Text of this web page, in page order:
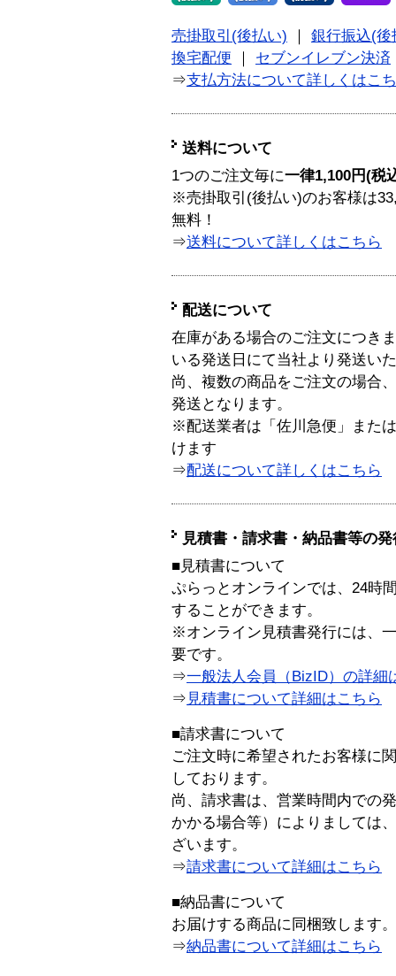
売掛取引(後払い)
銀行振込(後
換宅配便
セブンイレブン決済
⇒支払方法について詳しくはこ
送料について
1つのご注文毎に一律1,100円(税
※売掛取引(後払い)のお客様は
無料！
⇒送料について詳しくはこちら
配送について
在庫がある場合のご注文につき
いる発送日にて当社より発送い
尚、複数の商品をご注文の場合
発送となります。
※配送業者は「佐川急便」また
けます
⇒配送について詳しくはこちら
見積書・請求書・納品書等の
■見積書について
ぷらっとオンラインでは、24時
することができます。
※オンライン見積書発行には、
要です。
⇒一般法人会員（BizID）の詳細
⇒ 見積書について詳細はこちら
■請求書について
ご注文時に希望されたお客様に
しております。
尚、請求書は、営業時間内での
かかる場合等）によりましては
ざいます。
⇒請求書について詳細はこちら
■納品書について
お届けする商品に同梱致します。
⇒納品書について詳細はこちら